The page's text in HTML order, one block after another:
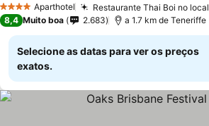
4 EstrelasAparthotel Restaurante Thai Boi no local
8,4 Muito boa 2.683 a 1.7 km de Teneriffe
Selecione as datas para ver os preços
exatos.